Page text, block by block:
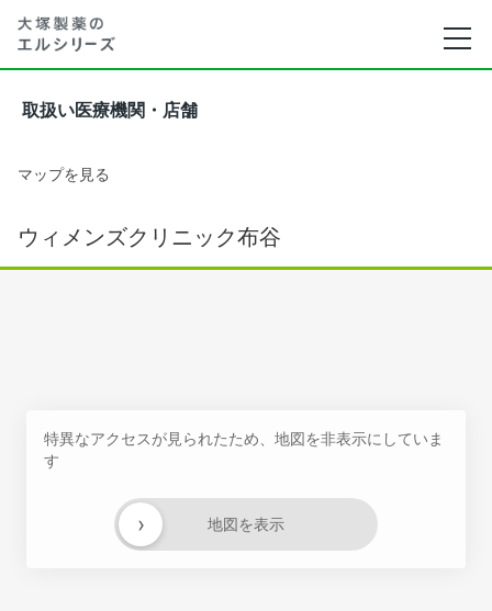
取扱い医療機関・店舗
マップを見る
ウィメンズクリニック布谷
特異なアクセスが見られたため、地図を非表示にしていま
す
地図を表示
›